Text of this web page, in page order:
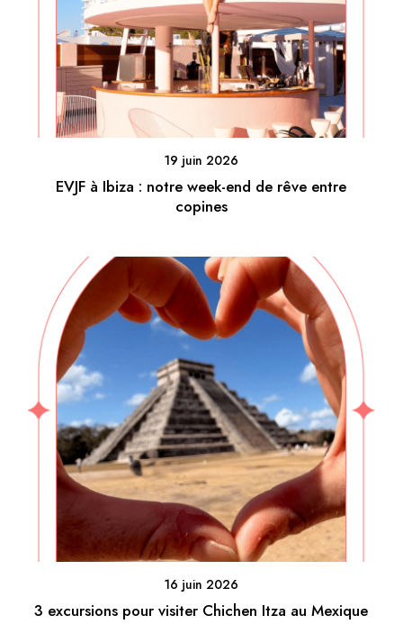
19 juin 2026
EVJF à Ibiza : notre week-end de rêve entre
copines
16 juin 2026
3 excursions pour visiter Chichen Itza au Mexique